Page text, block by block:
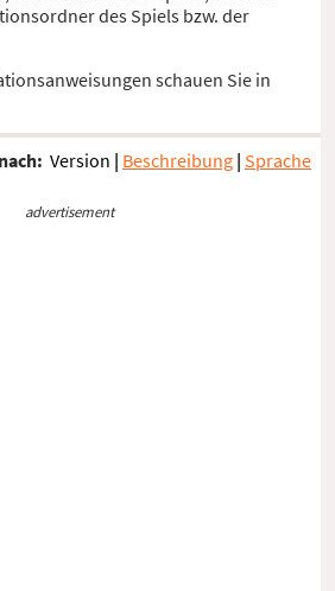
des Spiels bzw. der
schauen Sie in
Version | Beschreibung | Sprache
advertisement